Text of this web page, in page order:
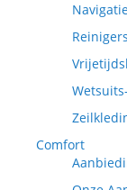
Comfort